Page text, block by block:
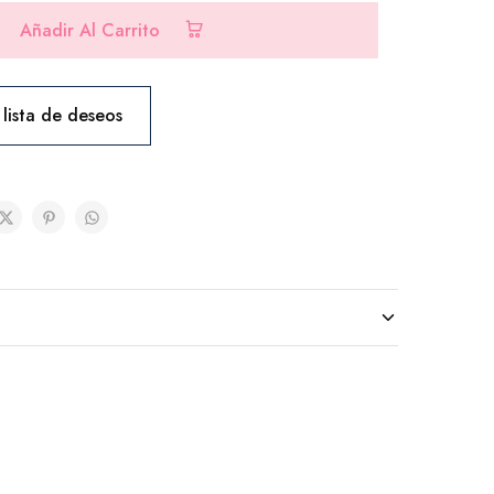
($10.00)
($25.00)
Añadir Al Carrito
de deseos